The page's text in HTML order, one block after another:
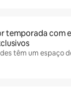
temporada com
têm um espaço